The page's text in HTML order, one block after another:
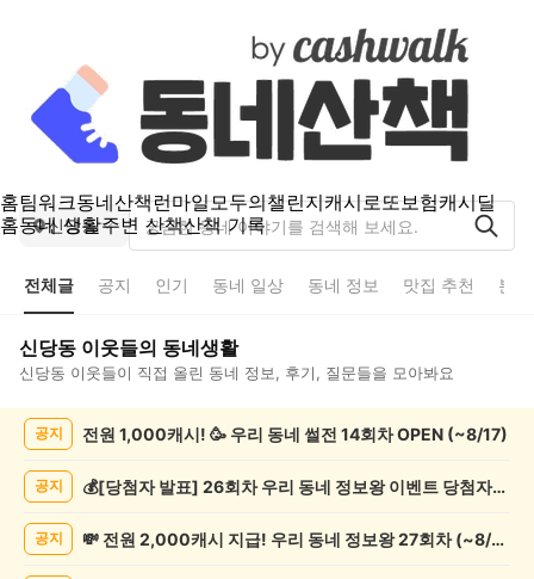
홈팀워크동네산책런마일모두의챌린지캐시로또보험캐시딜
홈동네 생활주변 산책산책 기록
신당동
전체글 공지 인기 동네 일상 동네 정보 맛집 추천 분
신당동 이웃들의 동네생활
신당동 이웃들이 직접 올린 동네 정보, 후기, 질문들을 모아봐요
공지 전원 1,000캐시! 🥳 우리 동네 썰전 14회차 OPEN (~8/17)
공지 💰[당첨자 발표] 26회차 우리 동네 정보왕 이벤트 당첨자를 발표합니다!
공지 💸 전원 2,000캐시 지급! 우리 동네 정보왕 27회차 (~8/10)